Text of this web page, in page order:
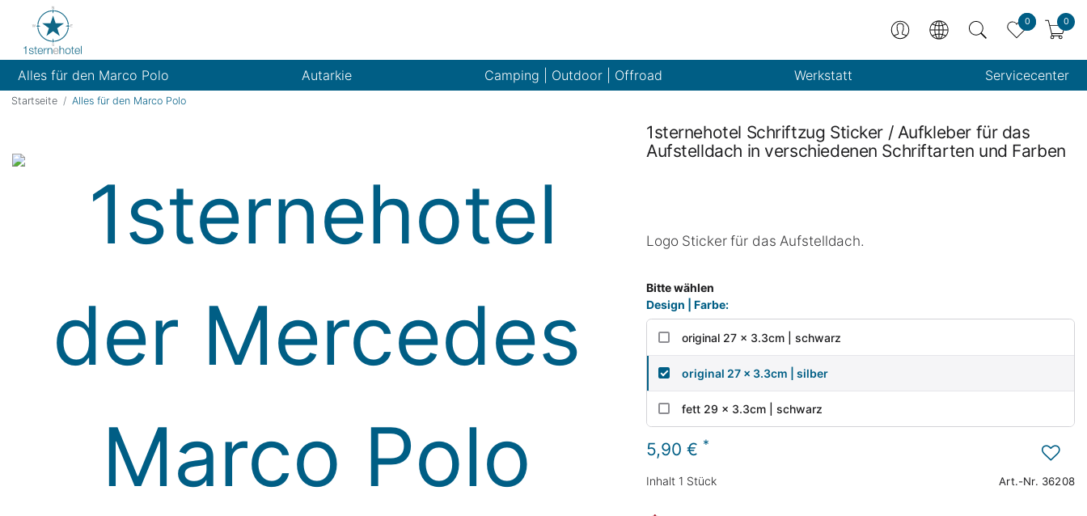
0 0
Alles für den Marco Polo Autarkie Camping | Outdoor | Offroad Werkstatt Servicecenter
Startseite Alles für den Marco Polo
1sternehotel Schriftzug Sticker / Aufkleber für das
Aufstelldach in verschiedenen Schriftarten und Farben
Logo Sticker für das Aufstelldach.
Bitte wählen
Design | Farbe:
original 27 x 3.3cm | schwarz
original 27 x 3.3cm | silber
fett 29 x 3.3cm | schwarz
5,90 € *
Inhalt 1 Stück Art.-Nr. 36208